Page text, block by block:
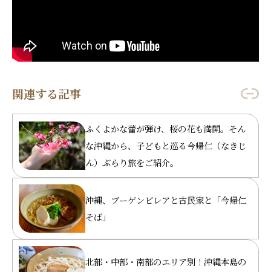
関連する記事
ふくよかな蕾が弾け、桜の花も満開。そん
な沖縄から、子どもと巡る今帰仁（なきじ
ん）ぶらり旅をご紹介。
沖縄、ブーゲンビレアと古民家と「今帰仁
そば」
北部・中部・南部のエリア別！沖縄本島の